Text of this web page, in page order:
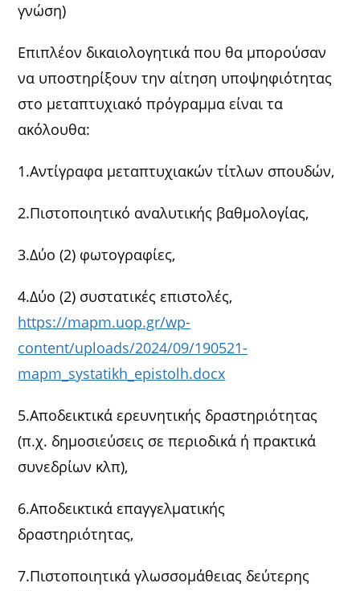
γνώση)
Επιπλέον δικαιολογητικά που θα μπορούσαν
να υποστηρίξουν την αίτηση υποψηφιότητας
στο μεταπτυχιακό πρόγραμμα είναι τα
ακόλουθα:
1.Αντίγραφα μεταπτυχιακών τίτλων σπουδών,
2.Πιστοποιητικό αναλυτικής βαθμολογίας,
3.Δύο (2) φωτογραφίες,
4.Δύο (2) συστατικές επιστολές,
https://mapm.uop.gr/wp-
content/uploads/2024/09/190521-
mapm_systatikh_epistolh.docx
5.Αποδεικτικά ερευνητικής δραστηριότητας
(π.χ. δημοσιεύσεις σε περιοδικά ή πρακτικά
συνεδρίων κλπ),
6.Αποδεικτικά επαγγελματικής
δραστηριότητας,
7.Πιστοποιητικά γλωσσομάθειας δεύτερης